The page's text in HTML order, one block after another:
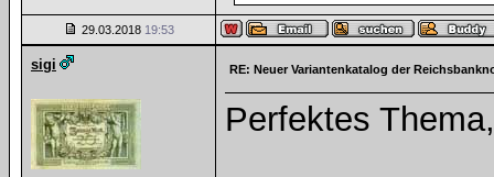
29.03.2018 19:53
sigi RE: Neuer Variantenkatalog der
Perfektes Thema,